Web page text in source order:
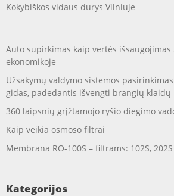
Kokybiškos vidaus durys Vilniuje
Auto supirkimas kaip vertės išsaugojimas
ekonomikoje
Užsakymų valdymo sistemos
gidas, padedantis išvengti brangių klaidų
360 laipsnių grįžtamojo ryšio diegimo
Kaip veikia osmoso filtrai
Membrana RO-100S – filtrams: 102S, 202S
Kategorijos